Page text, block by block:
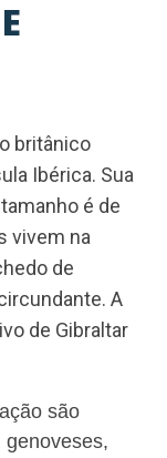
britânico
Ibérica. Sua
é de
vivem na
de
A
de Gibraltar
são